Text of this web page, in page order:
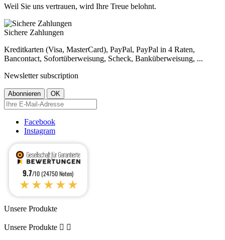
Weil Sie uns vertrauen, wird Ihre Treue belohnt.
Sichere Zahlungen
Kreditkarten (Visa, MasterCard), PayPal, PayPal in 4 Raten,
Bancontact, Sofortüberweisung, Scheck, Banküberweisung, ...
Newsletter subscription
Facebook
Instagram
9.7/10 (24750 Noten)
★★★★★
Unsere Produkte
Unsere Produkte  